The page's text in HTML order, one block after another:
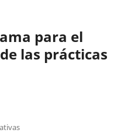
para el
las prácticas